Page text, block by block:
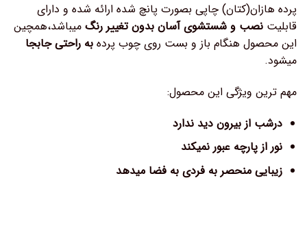
پرده هازان(کتان) چاپی بصورت پانچ شده ارائه شده و دارای
قابلیت نصب و شستشوی آسان بدون تغییر رنگ میباشد،همچین
این محصول هنگام باز و بست روی چوب پرده به راحتی جابجا
میشود.
مهم ترین ویژگی این محصول:
درشب از بیرون دید ندارد
نور از پارچه عبور نمیکند
زیبایی منحصر به فردی به فضا میدهد